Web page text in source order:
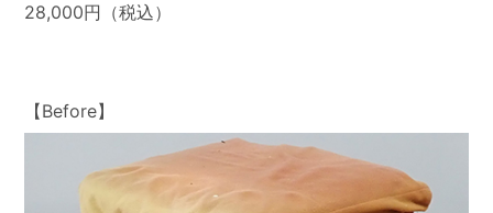
28,000円（税込）
【Before】